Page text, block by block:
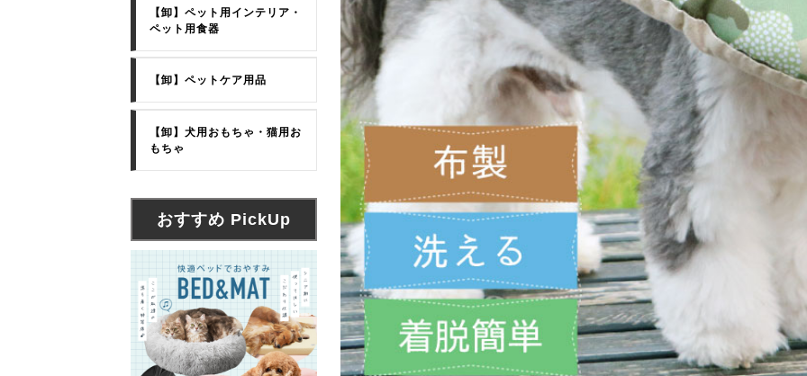
【卸】ペット用インテリア・
ペット用食器
【卸】ペットケア用品
【卸】犬用おもちゃ・猫用お
もちゃ
おすすめ PickUp